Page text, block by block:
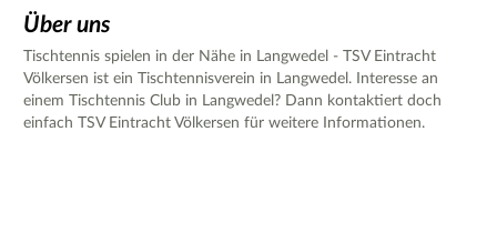
Über uns
Tischtennis spielen in der Nähe in Langwedel - TSV Eintracht
Völkersen ist ein Tischtennisverein in Langwedel. Interesse an
einem Tischtennis Club in Langwedel? Dann kontaktiert doch
einfach TSV Eintracht Völkersen für weitere Informationen.